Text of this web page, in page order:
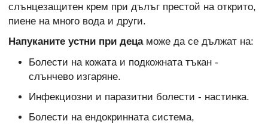
слънцезащитен крем при дълъг престой на открито,
пиене на много вода и други.
Напуканите устни при деца може да се дължат на:
Болести на кожата и подкожната тъкан -
слънчево изгаряне.
Инфекциозни и паразитни болести - настинка.
Болести на ендокринната система,